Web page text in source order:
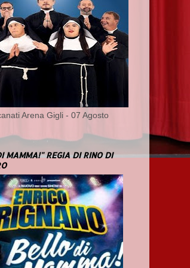
Arena Gigli - 07 Agosto
MAMMA!" REGIA DI RINO DI